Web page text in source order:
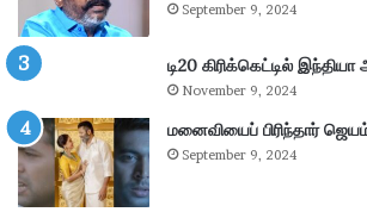
4
.
3
கோ
டி
ரூ
பா
September 9, 2024
டி20 கிரிக்கெட்டில் இந்தியா
November 9, 2024
மனைவியைப் பிரிந்தார்
September 9, 2024